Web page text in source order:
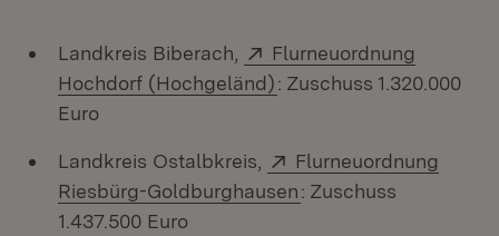
Landkreis Biberach, Extern:
Flurneuordnung
Hochdorf (Hochgeländ)(Öffnet in neuem
: Zuschuss 1.320.000
Euro
Landkreis Ostalbkreis, Extern:
Flurneuordnung
Riesbürg-Goldburghausen(Öffnet in neuem
: Zuschuss
1.437.500 Euro